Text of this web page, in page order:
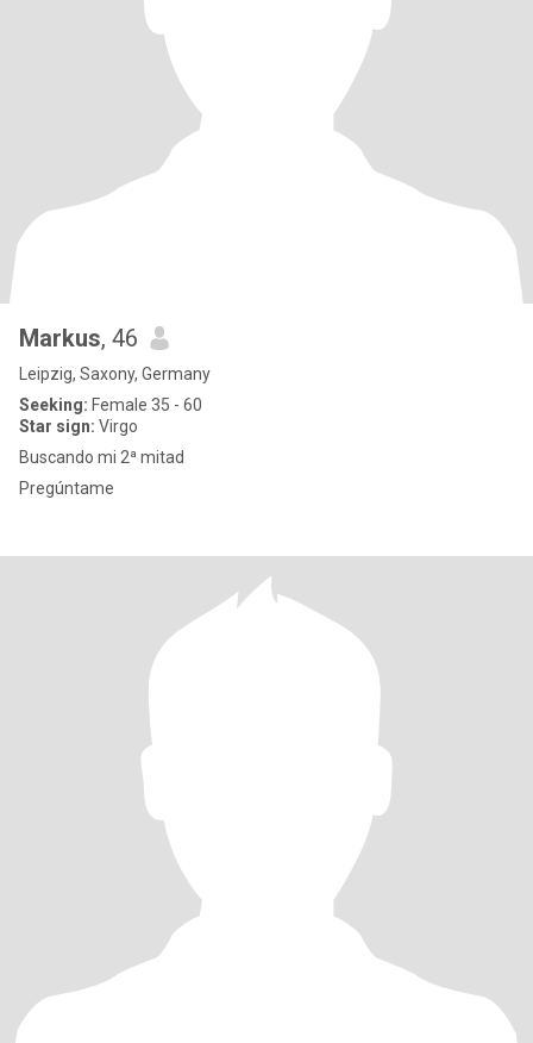
Markus, 46
Leipzig, Saxony, Germany
Seeking: Female 35 - 60
Star sign: Virgo
Buscando mi 2ª mitad
Pregúntame